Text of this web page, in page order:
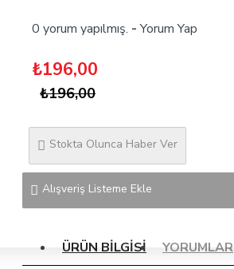
0 yorum yapılmış. - Yorum Yap
₺196,00
₺196,00
Stokta Olunca Haber Ver
Alışveriş Listeme Ekle
ÜRÜN BILGISI YORUMLAR